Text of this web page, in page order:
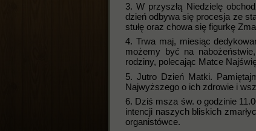
3. W przyszłą Niedzielę
dzień odbywa się procesja ze
stułę oraz chowa się figurkę
4. Trwa maj, miesiąc
możemy być na
rodziny, polecając Matce
5. Jutro Dzień Matki.
Najwyższego o ich zdrowie i
6. Dziś msza św. o godzinie
intencji naszych bliskich
organistówce.